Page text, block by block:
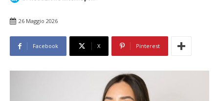
26 Maggio 2026
Facebook X Pinterest